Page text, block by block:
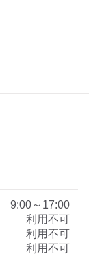
9:00～17:00
利用不可
利用不可
利用不可